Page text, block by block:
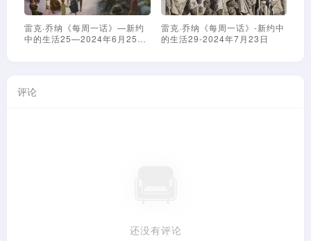
雷克·乔纳《每周一话》—新约
中的生活25—2024年6月25日
雷克·乔纳《每周一话》-新约中
的生活29-2024年7月23日
评论
还没有评论